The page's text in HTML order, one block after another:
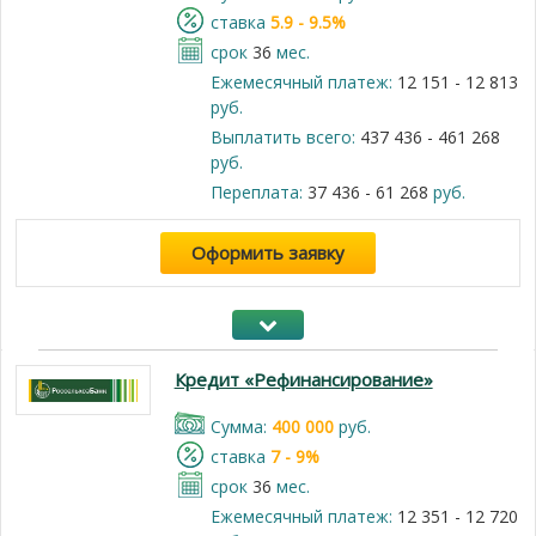
cтавка 5.9 - 9.5%
срок 36 мес.
Ежемесячный платеж: 12 151 - 12 813
руб.
Выплатить всего: 437 436 - 461 268
руб.
Переплата: 37 436 - 61 268 руб.
Оформить заявку
Кредит «Рефинансирование»
Cумма: 400 000руб.
cтавка 7 - 9%
срок 36 мес.
Ежемесячный платеж: 12 351 - 12 720